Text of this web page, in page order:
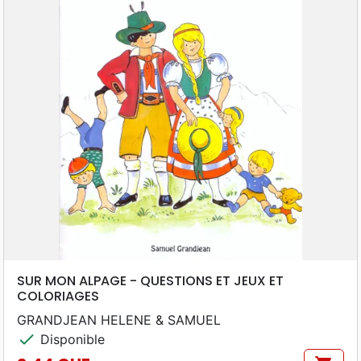
SUR MON ALPAGE - QUESTIONS ET JEUX ET
COLORIAGES
GRANDJEAN HELENE & SAMUEL
check Disponible